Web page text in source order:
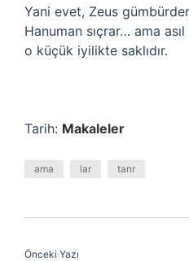
Yani evet, Zeus
Hanuman sıçrar… ama
o küçük iyilikte saklıdır.
Tarih: Makaleler
ama lar tanr
Önceki Yazı